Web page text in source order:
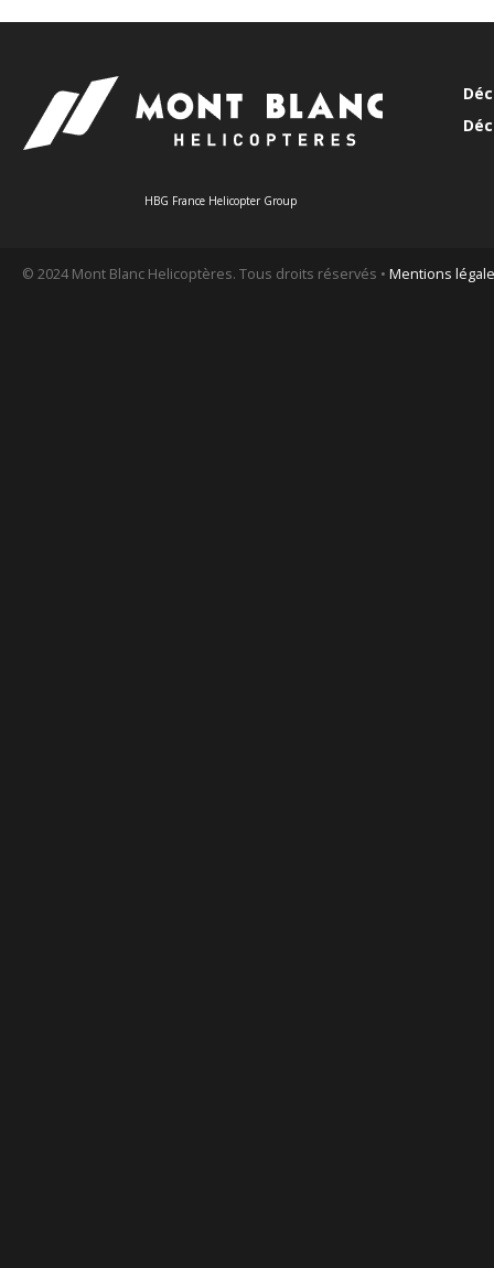
HBG France Helicopter Group
© 2024 Mont Blanc Helicoptères. Tous droits réservés • Mentions